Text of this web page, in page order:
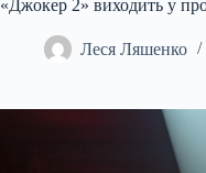
«Джокер 2» виходить у
Леся Ляшенко